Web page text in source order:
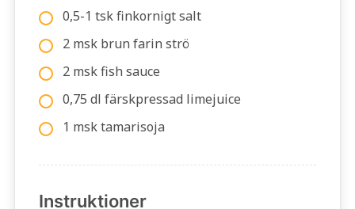
0,5-1 tsk finkornigt salt
2 msk brun farin strö
2 msk fish sauce
0,75 dl färskpressad limejuice
1 msk tamarisoja
Instruktioner